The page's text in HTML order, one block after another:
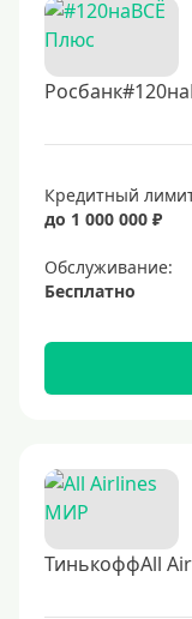
Кредитный
до 1 000 000 ₽
Обслуживание:
Бесплатно
ТинькоффAll